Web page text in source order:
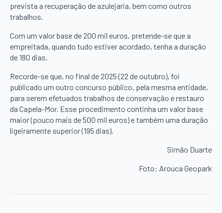
prevista a recuperação de azulejaria, bem como outros
trabalhos.
Com um valor base de 200 mil euros, pretende-se que a
empreitada, quando tudo estiver acordado, tenha a duração
de 180 dias.
Recorde-se que, no final de 2025 (22 de outubro), foi
publicado um outro concurso público, pela mesma entidade,
para serem efetuados trabalhos de conservação e restauro
da Capela-Mor. Esse procedimento continha um valor base
maior (pouco mais de 500 mil euros) e também uma duração
ligeiramente superior (195 dias).
Simão Duarte
Foto: Arouca Geopark